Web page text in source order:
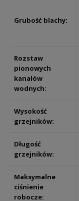
Grubość blachy:
Rozstaw
pionowych
kanałów
wodnych:
Wysokość
grzejników:
Długość
grzejników:
Maksymalne
ciśnienie
robocze: